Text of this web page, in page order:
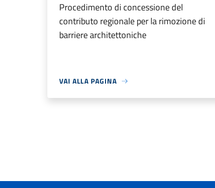
Procedimento di concessione del
contributo regionale per la rimozione di
barriere architettoniche
VAI ALLA PAGINA